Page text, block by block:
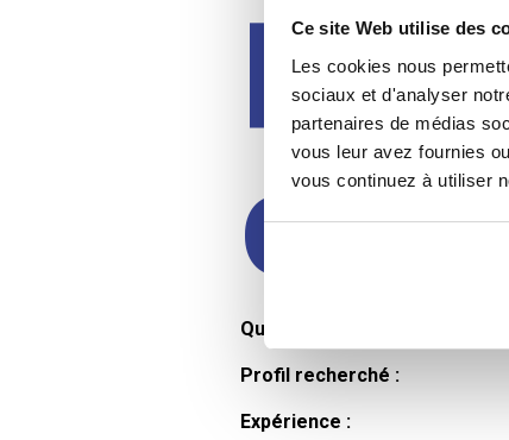
Ce site Web utilise des
Les cookies nous
sociaux et d'analyser
partenaires de médias
vous leur avez fournies
vous continuez à utiliser
Qualifications et diplômes :
Profil recherché :
Expérience :